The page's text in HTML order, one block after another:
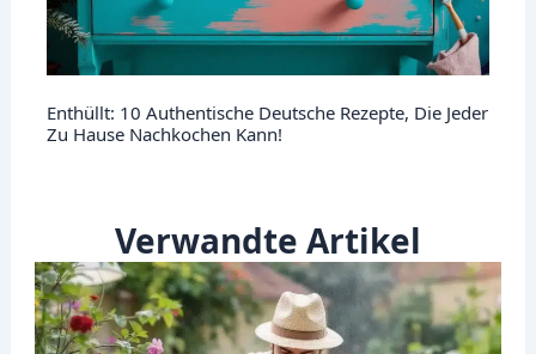
Enthüllt: 10 Authentische Deutsche Rezepte, Die Jeder
Zu Hause Nachkochen Kann!
Verwandte Artikel